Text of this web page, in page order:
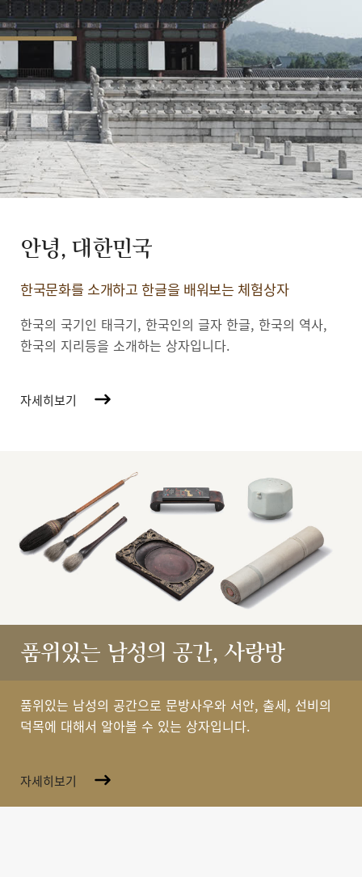
안녕, 대한민국
한국문화를 소개하고 한글을 배워보는 체험상자
한국의 국기인 태극기, 한국인의 글자 한글, 한국의 역사,
한국의 지리등을 소개하는 상자입니다.
자세히보기
품위있는 남성의 공간, 사랑방
품위있는 남성의 공간으로 문방사우와 서안, 출세, 선비의
덕목에 대해서 알아볼 수 있는 상자입니다.
자세히보기